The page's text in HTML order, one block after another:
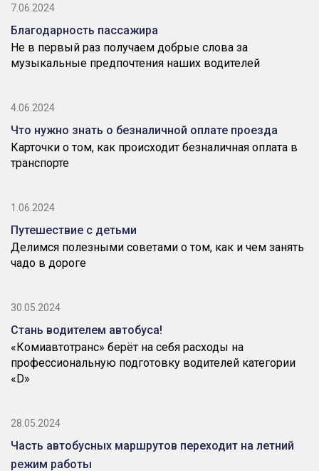
7.06.2024
Благодарность пассажира
Не в первый раз получаем добрые слова за
музыкальные предпочтения наших водителей
4.06.2024
Что нужно знать о безналичной оплате проезда
Карточки о том, как происходит безналичная оплата в
транспорте
1.06.2024
Путешествие с детьми
Делимся полезными советами о том, как и чем занять
чадо в дороге
30.05.2024
Стань водителем автобуса!
«Комиавтотранс» берёт на себя расходы на
профессиональную подготовку водителей категории
«D»
28.05.2024
Часть автобусных маршрутов переходит на летний
режим работы